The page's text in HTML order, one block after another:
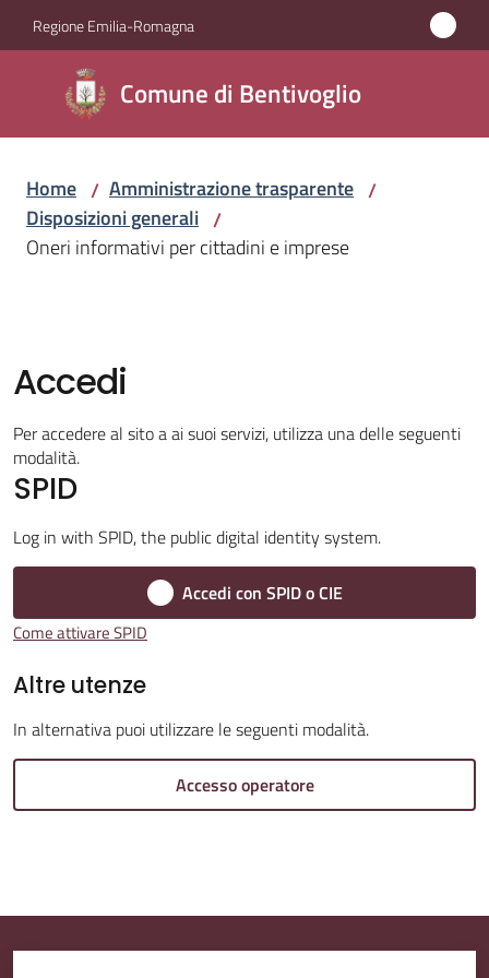
Vai al contenuto
Vai alla navigazione
Vai al footer
Regione Emilia-Romagna
Comune di Bentivoglio
Comune di
Bentivoglio
Amministrazione
Menu selezionato
Vivere
Bentivoglio
Amministrazione
Menu selezionato
l
o
r
i
Home / Amministrazione trasparente /
Disposizioni generali /
Oneri informativi per cittadini e imprese
Accedi
Per accedere al sito a ai suoi servizi, utilizza una delle seguenti
modalità.
SPID
Log in with SPID, the public digital identity system.
Accedi con SPID o CIE
Come attivare SPID
Altre utenze
In alternativa puoi utilizzare le seguenti modalità.
Accesso operatore